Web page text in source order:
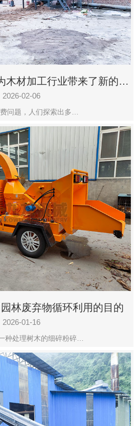
木材加工行业带来了新的变
化
2026-02-06
问题，人们探索出多…
林废弃物循环利用的目的
2026-01-16
种处理树木的细碎粉碎…